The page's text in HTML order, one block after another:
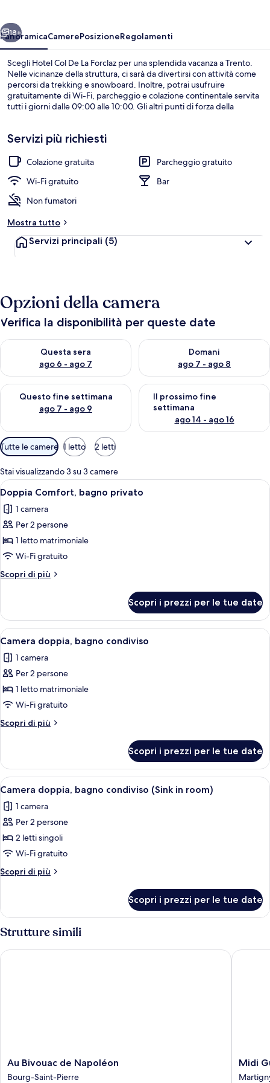
Bar (in loco)
Avanti
18+
PanoramicaCamerePosizioneRegolamenti
Scegli Hotel Col De La Forclaz per una splendida vacanza a Trento.
Nelle vicinanze della struttura, ci sarà da divertirsi con attività come
percorsi da trekking e snowboard. Inoltre, potrai usufruire
gratuitamente di Wi-Fi, parcheggio e colazione continentale servita
tutti i giorni dalle 09:00 alle 10:00. Gli altri punti di forza della
Servizi più richiesti
Colazione gratuita
Parcheggio gratuito
Wi-Fi gratuito
Bar
Non fumatori
Mostra tutto
Servizi principali (5)
Opzioni della camera
Verifica la disponibilità per queste date
Questa sera
ago 6 - ago 7
Verifica la disponibilità per questa sera, ago 6 - ago 7
Domani
ago 7 - ago 8
Verifica la disponibilità per
Questo fine settimana
ago 7 - ago 9
Verifica la disponibilità per questo fine settimana, ago 7 - ago
Il prossimo fine
settimana
ago 14 - ago 16
Verifica la disponibilità per il
Filtri
disponibili
per
le
camere
Tutte le camere 1 letto 2 letti
Stai visualizzando 3 su 3 camere
Apri
tutte
le
foto
per
Doppia
Comfort,
bagno
Doppia Comfort, bagno privato |
1
Doppia Comfort, bagno privato
1 camera
Per 2 persone
1 letto matrimoniale
Wi-Fi gratuito
Scopri di più
Altri
Comfort,
bagno
privato
Scopri i prezzi per le tue date
Apri
tutte
le
foto
per
Camera
doppia,
bagno
Camera doppia, bagno condiviso |
1
Camera doppia, bagno condiviso
1 camera
Per 2 persone
1 letto matrimoniale
Wi-Fi gratuito
Scopri di più
Altri
doppia,
bagno
condiviso
Scopri i prezzi per le tue date
Apri
tutte
le
foto
per
Camera
doppia,
bagno
(Sink
in
room)
Camera doppia, bagno condiviso
1
Camera doppia, bagno condiviso (Sink in room)
1 camera
Per 2 persone
2 letti singoli
Wi-Fi gratuito
Scopri di più
Altri
doppia,
bagno
condiviso
(Sink
in
Scopri i prezzi per le tue date
Strutture simili
Au
Bivouac
Au Bivouac de Napoléon
Bourg-Saint-Pierre
Au Bivouac de Napoléon
Midi
Midi
Midi